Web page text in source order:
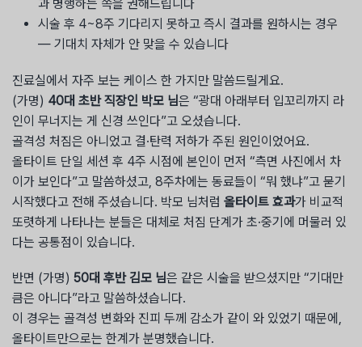
과 병행하는 쪽을 권해드립니다
시술 후 4~8주 기다리지 못하고 즉시 결과를 원하시는 경우
— 기대치 자체가 안 맞을 수 있습니다
진료실에서 자주 보는 케이스 한 가지만 말씀드릴게요.
(가명) 40대 초반 직장인 박모 님은 “광대 아래부터 입꼬리까지 라
인이 무너지는 게 신경 쓰인다”고 오셨습니다.
골격성 처짐은 아니었고 결·탄력 저하가 주된 원인이었어요.
올타이트 단일 세션 후 4주 시점에 본인이 먼저 “측면 사진에서 차
이가 보인다”고 말씀하셨고, 8주차에는 동료들이 “뭐 했냐”고 묻기
시작했다고 전해 주셨습니다. 박모 님처럼 올타이트 효과가 비교적
또렷하게 나타나는 분들은 대체로 처짐 단계가 초·중기에 머물러 있
다는 공통점이 있습니다.
반면 (가명) 50대 후반 김모 님은 같은 시술을 받으셨지만 “기대만
큼은 아니다”라고 말씀하셨습니다.
이 경우는 골격성 변화와 진피 두께 감소가 같이 와 있었기 때문에,
올타이트만으로는 한계가 분명했습니다.